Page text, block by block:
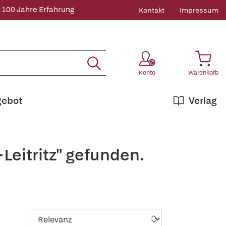
100 Jahre Erfahrung Kontakt Impressum
Konto Warenkorb
Verlag
gefunden.